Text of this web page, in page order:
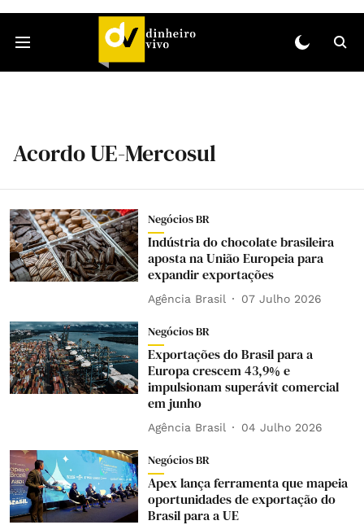
Acordo UE-Mercosul
Negócios BR
Indústria do chocolate brasileira
aposta na União Europeia para
expandir exportações
Agência Brasil 07 Julho 2026
Negócios BR
Exportações do Brasil para a
Europa crescem 43,9% e
impulsionam superávit comercial
em junho
Agência Brasil 04 Julho 2026
Negócios BR
Apex lança ferramenta que mapeia
oportunidades de exportação do
Brasil para a UE